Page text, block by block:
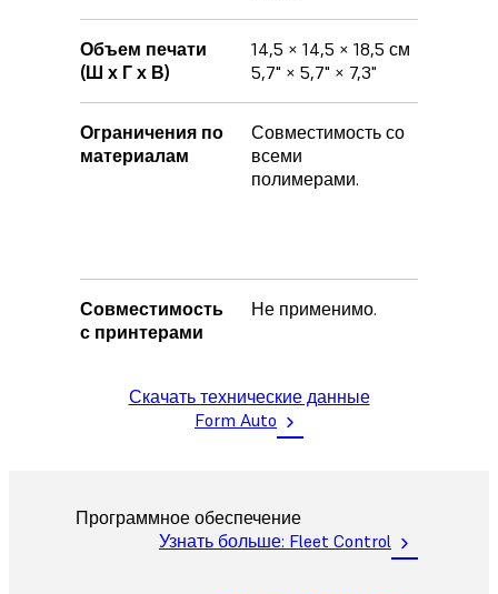
Объем печати
(Ш х Г х В)
14,5 × 14,5 × 18,5 см
5,7" × 5,7" × 7,3"
Ограничения по
материалам
Совместимость со
всеми
полимерами.
Совместимость
с принтерами
Не применимо.
Скачать технические данные
Form Auto
Программное обеспечение
Узнать больше: Fleet Control